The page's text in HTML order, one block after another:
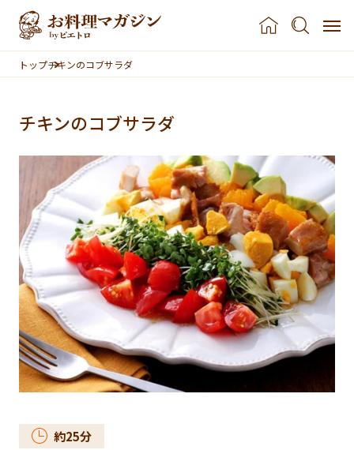
本文へスキップ
トップチキンのコブサラダ
チキンのコブサラダ
約25分